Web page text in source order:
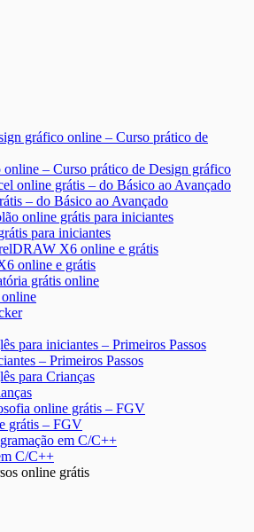
– Curso prático de Design gráfico
– do Básico ao Avançado
para iniciantes
online e grátis
– Primeiros Passos
grátis – FGV
C/C++